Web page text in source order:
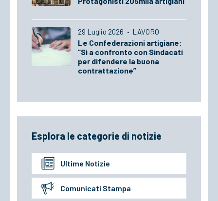
29 Luglio 2026 · LAVORO
Le Confederazioni artigiane:
“Sì a confronto con Sindacati
per difendere la buona
contrattazione”
Esplora le categorie di notizie
Ultime Notizie
Comunicati Stampa